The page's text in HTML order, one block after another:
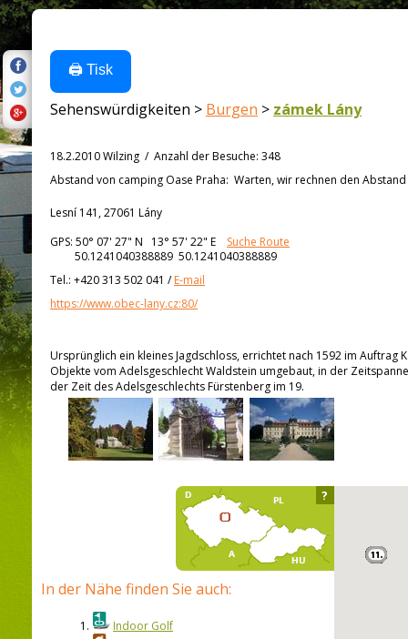
🖨️ Tisk
Sehenswürdigkeiten > Burgen > zámek Lány
18.2.2010 Wilzing / Anzahl der Besuche: 348
Abstand von camping Oase Praha: Warten, wir rechnen den
Lesní 141, 27061 Lány
GPS: 50° 07' 27" N 13° 57' 22" E
Suche Route
50.1241040388889 50.1241040388889
Tel.: +420 313 502 041 /E-mail
https://www.obec-lany.cz:80/
Ursprünglich ein kleines Jagdschloss, errichtet nach 1592 im Auftrag
Objekte vom Adelsgeschlecht Waldstein umgebaut, in der
der Zeit des Adelsgeschlechts Fürstenberg im 19.
In der Nähe finden Sie auch:
1.
Indoor Golf
?